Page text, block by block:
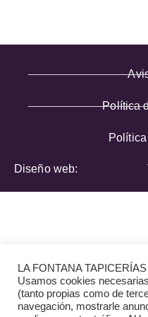
Política
Diseño web:
LA FONTANA
Usamos cookies
(tanto propias como de
navegación, mostrarle